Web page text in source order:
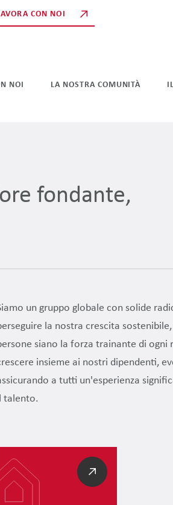
CON NOI
NOI LA NOSTRA COMUNITÀ
fondante,
un gruppo globale con solide
la nostra crescita
siano la forza trainante di ogni
insieme ai nostri dipendenti,
a tutti un'esperienza
talento.